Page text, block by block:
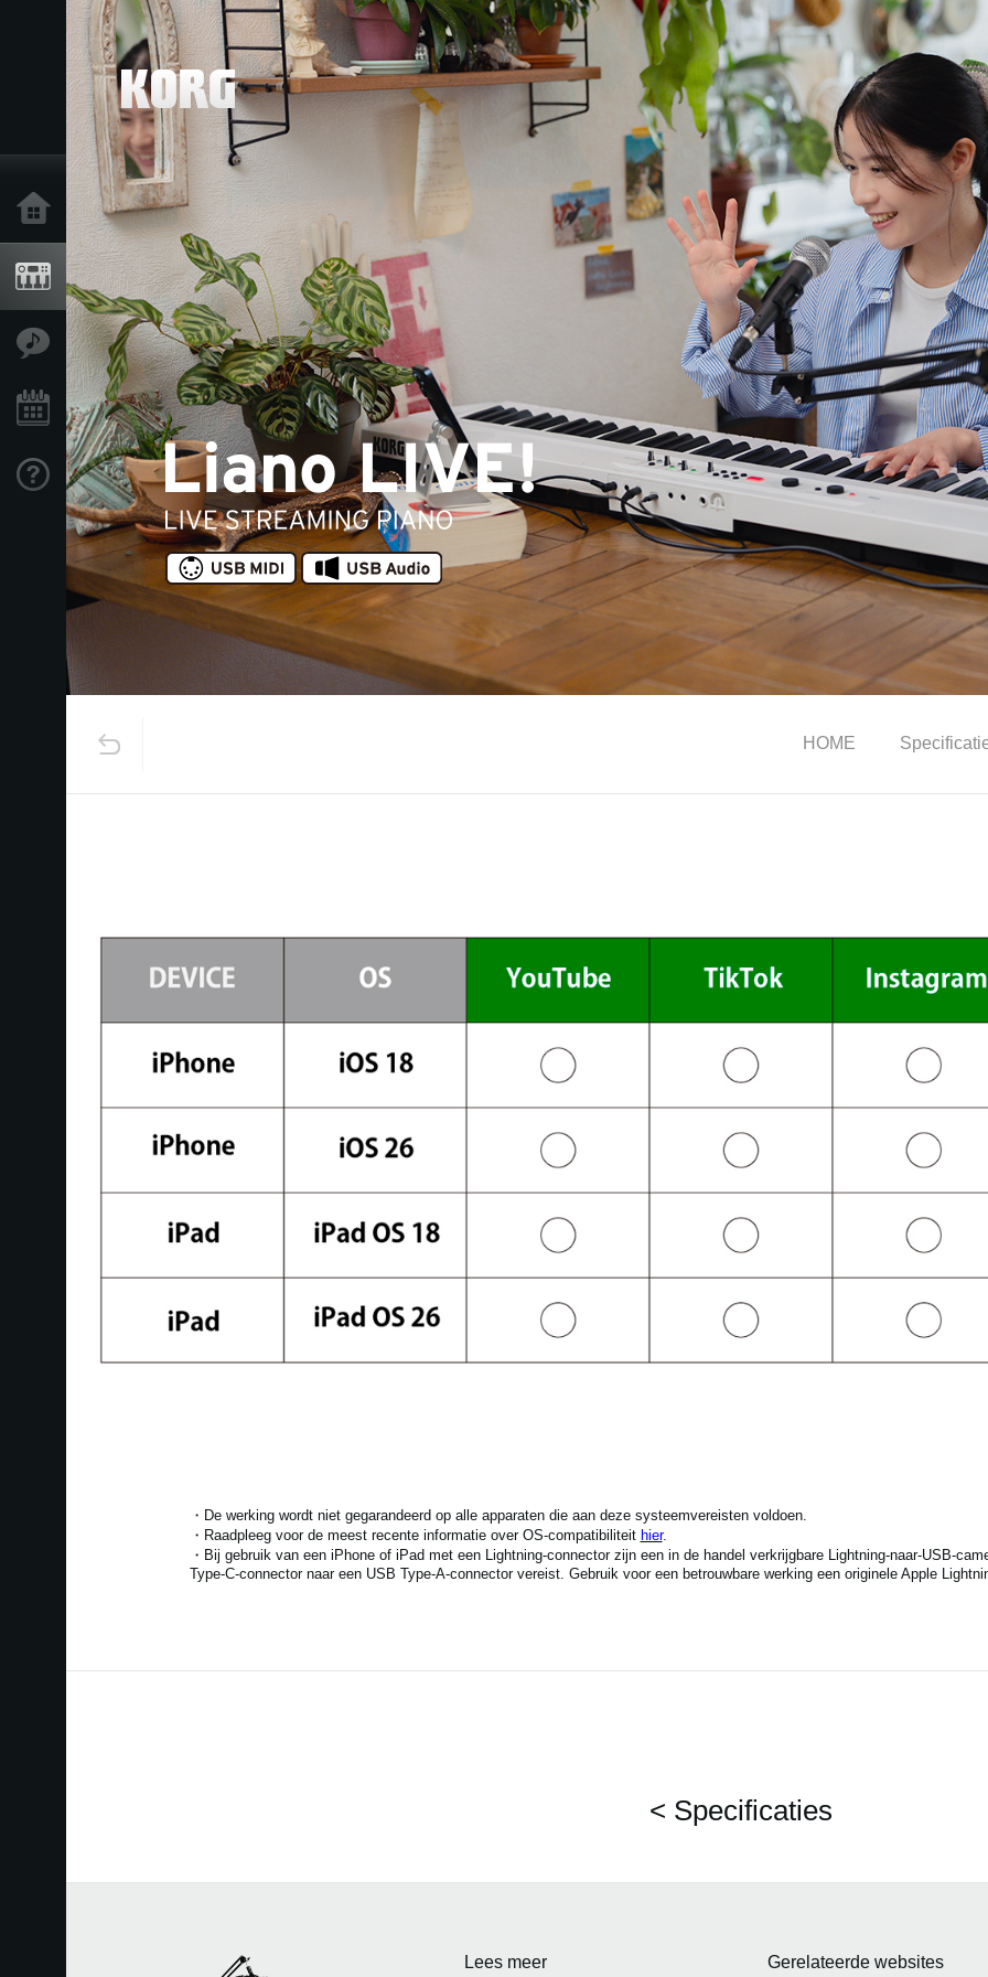
Home
Producten
Features
Evenementen
Ondersteuning
HOME
・De werking wordt niet gegarandeerd op alle apparaten die aan deze systeemvereisten voldoen.
・Raadpleeg voor de meest recente informatie over OS-compatibiliteit hier.
・Bij gebruik van een iPhone of iPad met een Lightning-connector zijn een in de handel verkrijgbare Lightning-naar-USB-
Type-C-connector naar een USB Type-A-connector vereist. Gebruik voor een betrouwbare werking een originele Apple
< Specificaties
Lees meer Gerelateerde websites